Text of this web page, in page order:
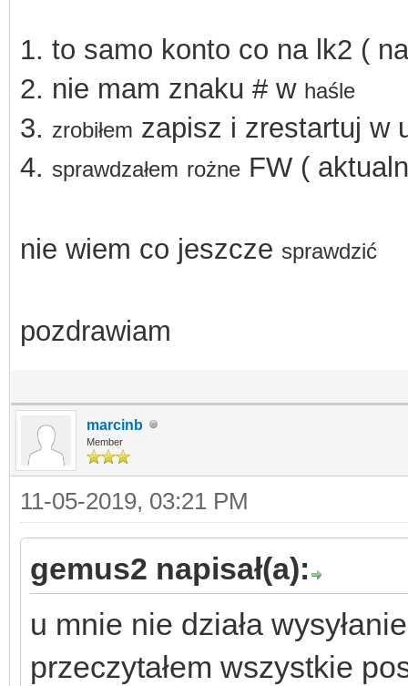
1. to samo konto co na lk2 (
2. nie mam znaku # w haśle
3. zrobiłem zapisz i zrestartuj w
4. sprawdzałem rożne FW (
nie wiem co jeszcze sprawdzić
pozdrawiam
marcinb
Member
11-05-2019, 03:21 PM
gemus2 napisał(a):
u mnie nie działa
przeczytałem wszystkie